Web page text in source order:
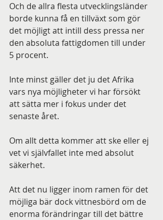
Och de allra flesta utvecklingsländer
borde kunna få en tillväxt som gör
det möjligt att intill dess pressa ner
den absoluta fattigdomen till under
5 procent.
Inte minst gäller det ju det Afrika
vars nya möjligheter vi har försökt
att sätta mer i fokus under det
senaste året.
Om allt detta kommer att ske eller ej
vet vi självfallet inte med absolut
säkerhet.
Att det nu ligger inom ramen för det
möjliga bär dock vittnesbörd om de
enorma förändringar till det bättre